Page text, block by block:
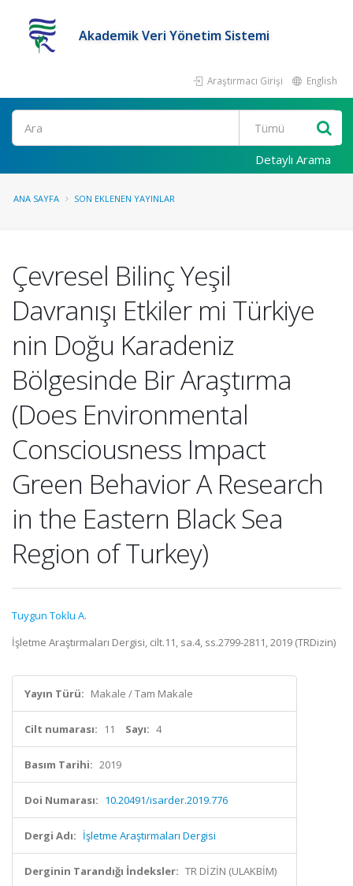
Akademik Veri Yönetim Sistemi
Araştırmacı Girişi English
Ara
Detaylı Arama
ANA SAYFA SON EKLENEN YAYINLAR
Çevresel Bilinç Yeşil
Davranışı Etkiler mi Türkiye
nin Doğu Karadeniz
Bölgesinde Bir Araştırma
(Does Environmental
Consciousness Impact
Green Behavior A Research
in the Eastern Black Sea
Region of Turkey)
Tuygun Toklu A.
İşletme Araştırmaları Dergisi, cilt.11, sa.4, ss.2799-2811, 2019 (TRDizin)
Yayın Türü: Makale / Tam Makale
Cilt numarası: 11 Sayı: 4
Basım Tarihi: 2019
Doi Numarası: 10.20491/isarder.2019.776
Dergi Adı: İşletme Araştırmaları Dergisi
Derginin Tarandığı İndeksler: TR DİZİN (ULAKBİM)